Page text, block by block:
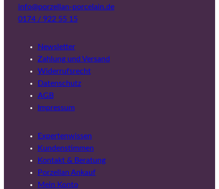
info@porzellan-porcelain.de
0174 / 922 55 15
Newsletter
Zahlung und Versand
Widerrufsrecht
Datenschutz
AGB
Impressum
Expertenwissen
Kundenstimmen
Kontakt & Beratung
Porzellan Ankauf
Mein Konto